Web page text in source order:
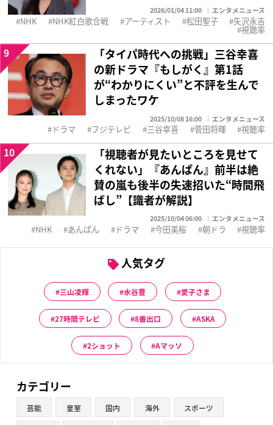
2026/01/04 11:00 エンタメニュース
NHK NHK紅白歌合戦 アーティスト 松田聖子 矢沢永吉
視聴率
「タイパ時代への挑戦」三谷幸喜
の新ドラマ『もしがく』第1話
が“わかりにくい”と不評を生んで
しまったワケ
2025/10/08 16:00 エンタメニュース
9
ドラマ フジテレビ 三谷幸喜 菅田将暉 視聴率
「視聴者が見たいところを見せて
くれない」『あんぱん』前半は絶
賛の嵐も後半の失速招いた“時間飛
ばし”【識者が解説】
2025/10/04 06:00 エンタメニュース
10
NHK あんぱん ドラマ 今田美桜 朝ドラ 視聴率
人気タグ
三山凌輝 水谷豊 愛子さま
27時間テレビ 8番出口 ASKA
2ショット Aマッソ
カテゴリー
芸能 皇室 国内 海外 スポーツ